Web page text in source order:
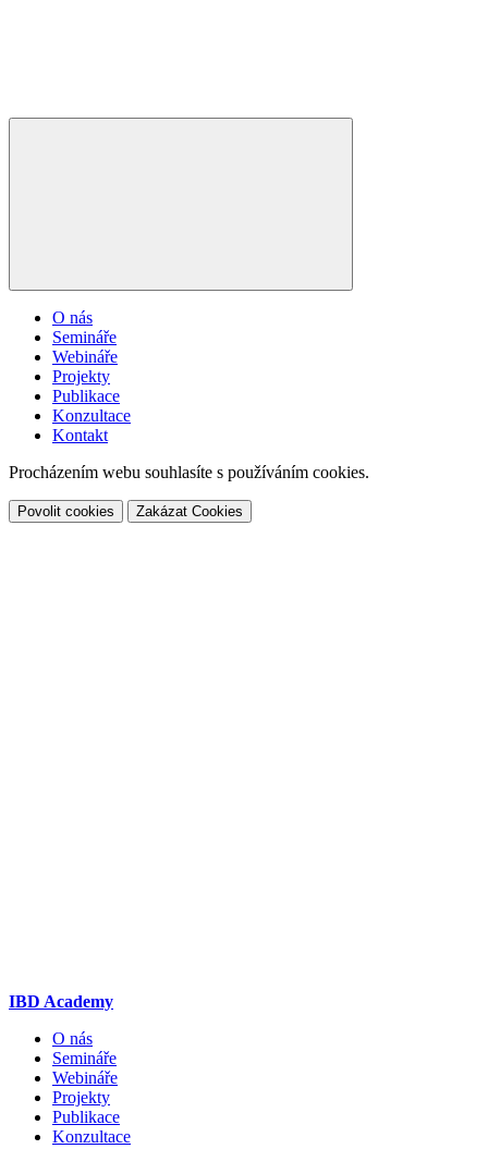
O nás
Semináře
Webináře
Projekty
Publikace
Konzultace
Kontakt
Procházením webu souhlasíte s používáním cookies.
Povolit cookies Zakázat Cookies
IBD Academy
O nás
Semináře
Webináře
Projekty
Publikace
Konzultace